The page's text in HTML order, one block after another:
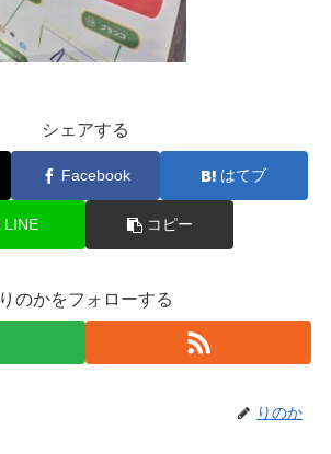
シェアする
Facebook はてブ
LINE コピー
りのかをフォローする
りのか